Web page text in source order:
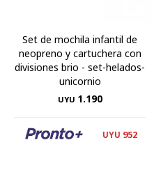
Set de mochila infantil de
neopreno y cartuchera con
divisiones brio - set-helados-
unicornio
UYU 1.190
UYU 952